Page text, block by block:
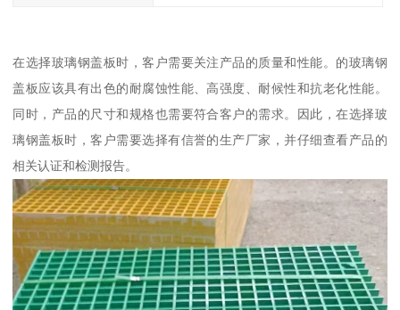
在选择玻璃钢盖板时，客户需要关注产品的质量和性能。的玻璃钢
盖板应该具有出色的耐腐蚀性能、高强度、耐候性和抗老化性能。
同时，产品的尺寸和规格也需要符合客户的需求。因此，在选择玻
璃钢盖板时，客户需要选择有信誉的生产厂家，并仔细查看产品的
相关认证和检测报告。